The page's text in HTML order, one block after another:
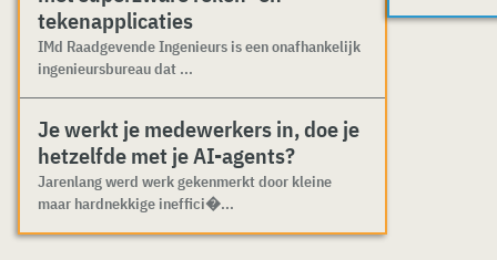
tekenapplicaties
IMd Raadgevende Ingenieurs is een onafhankelijk
ingenieursbureau dat ...
Je werkt je medewerkers in, doe je
hetzelfde met je AI-agents?
Jarenlang werd werk gekenmerkt door kleine
maar hardnekkige ineffici�...